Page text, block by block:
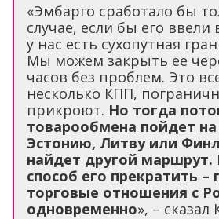
«Эмбарго сработало бы
случае, если бы его
у нас есть сухопутная
Мы можем закрыть ее
часов без проблем. Это
несколько КПП,
прикроют. Но тогда
товарообмена пойдет на
Эстонию, Литву или
найдет другой маршрут.
способ его прекратить –
торговые отношения с
одновременно», –